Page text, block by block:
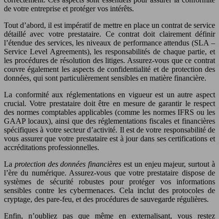
de votre entreprise et protéger vos intérêts.
Tout d’abord, il est impératif de mettre en place un contrat de service
détaillé avec votre prestataire. Ce contrat doit clairement définir
l’étendue des services, les niveaux de performance attendus (SLA –
Service Level Agreements), les responsabilités de chaque partie, et
les procédures de résolution des litiges. Assurez-vous que ce contrat
couvre également les aspects de confidentialité et de protection des
données, qui sont particulièrement sensibles en matière financière.
La conformité aux réglementations en vigueur est un autre aspect
crucial. Votre prestataire doit être en mesure de garantir le respect
des normes comptables applicables (comme les normes IFRS ou les
GAAP locaux), ainsi que des réglementations fiscales et financières
spécifiques à votre secteur d’activité. Il est de votre responsabilité de
vous assurer que votre prestataire est à jour dans ses certifications et
accréditations professionnelles.
La protection des données financièresest un enjeu majeur, surtout à
l’ère du numérique. Assurez-vous que votre prestataire dispose de
systèmes de sécurité robustes pour protéger vos informations
sensibles contre les cybermenaces. Cela inclut des protocoles de
cryptage, des pare-feu, et des procédures de sauvegarde régulières.
Enfin, n’oubliez pas que même en externalisant, vous restez